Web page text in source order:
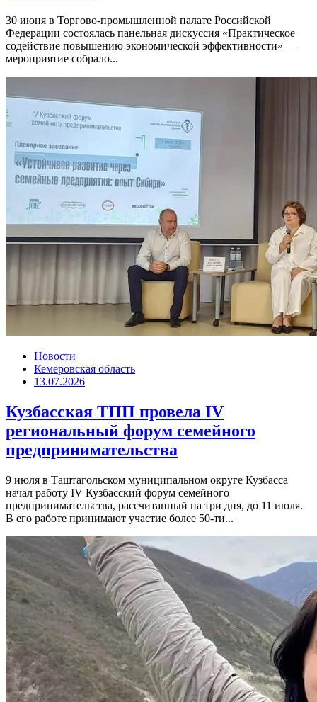
30 июня в Торгово-промышленной палате Российской
Федерации состоялась панельная дискуссия «Практическое
содействие повышению экономической эффективности» —
мероприятие собрало...
Новости
Кемеровская область
13.07.2026
Кузбасская ТПП провела IV
региональный форум семейного
предпринимательства
9 июля в Таштагольском муниципальном округе Кузбасса
начал работу IV Кузбасский форум семейного
предпринимательства, рассчитанный на три дня, до 11 июля.
В его работе принимают участие более 50-ти...